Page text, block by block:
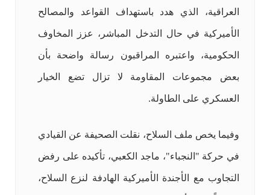
العراقية، الذي هدد باستهداف القواعد والمصالح
الأميركية في حال التدخل المباشر، عزز المخاوف
الحكومية، واعتبره المراقبون رسالة واضحة بأن
بعض مجموعات المقاومة لا تزال تضع الخيار
العسكري على الطاولة.
وفيما يخص ملف السلاح، نقلت الصحيفة عن القيادي
في حركة "النجباء"، ماجد الكعبي، تأكيده على رفض
التجاوب مع الأجندة الأميركية الهادفة لنزع السلاح،